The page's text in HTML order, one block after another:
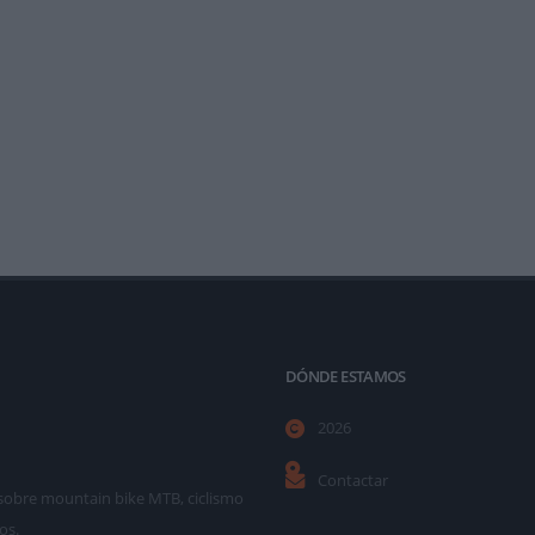
mountain bike MTB, ciclismo
DÓNDE ESTAMOS
2026
Contactar